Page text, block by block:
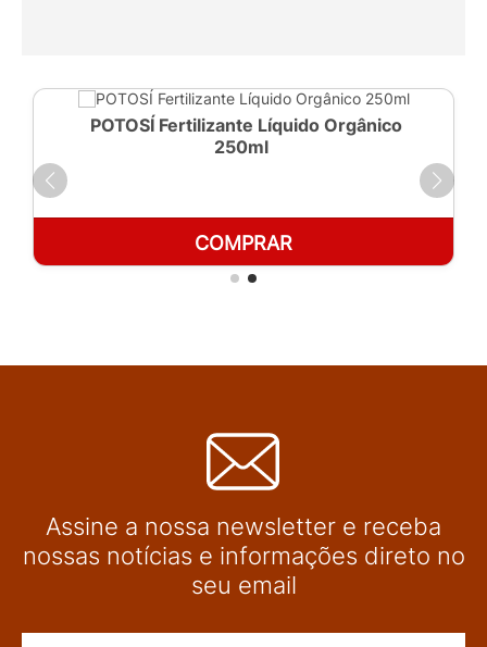
POTOSÍ Fertilizante Líquido Orgânico
250ml
COMPRAR
Assine a nossa newsletter e receba
nossas notícias e informações direto no
seu email